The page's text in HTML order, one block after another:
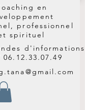
en
professionnel
spirituel
06.12.33.07.49
d'informations